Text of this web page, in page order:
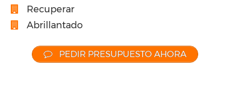
Recuperar
Abrillantado
PEDIR PRESUPUESTO AHORA